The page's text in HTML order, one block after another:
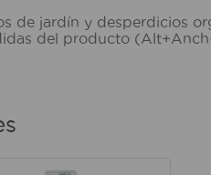
de jardín y desperdicios
del producto